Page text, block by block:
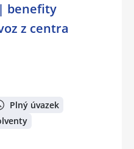
| benefity
z centra
Plný úvazek